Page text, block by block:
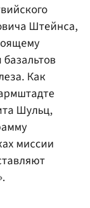
Штейнса,
Как
Шульц,
миссии